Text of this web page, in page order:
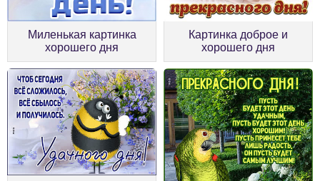
Миленькая картинка
хорошего дня
Картинка доброе и
хорошего дня